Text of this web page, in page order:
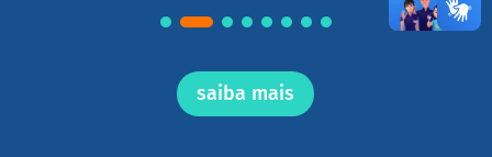
saiba mais